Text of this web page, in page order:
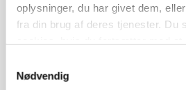
oplysninger, du har givet dem,
fra din brug af deres tjenester. Du
Nødvendig
Kalvepasser til ejendom i
Kalve